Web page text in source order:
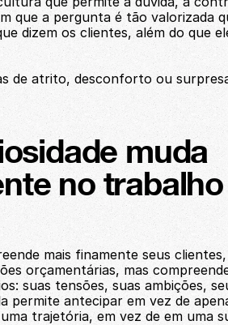
que a pergunta é tão valorizada
dizem os clientes, além do que
de atrito, desconforto ou
muda
no
mais finamente seus
orçamentárias, mas
suas tensões, suas ambições,
permite antecipar em vez de
trajetória, em vez de em uma